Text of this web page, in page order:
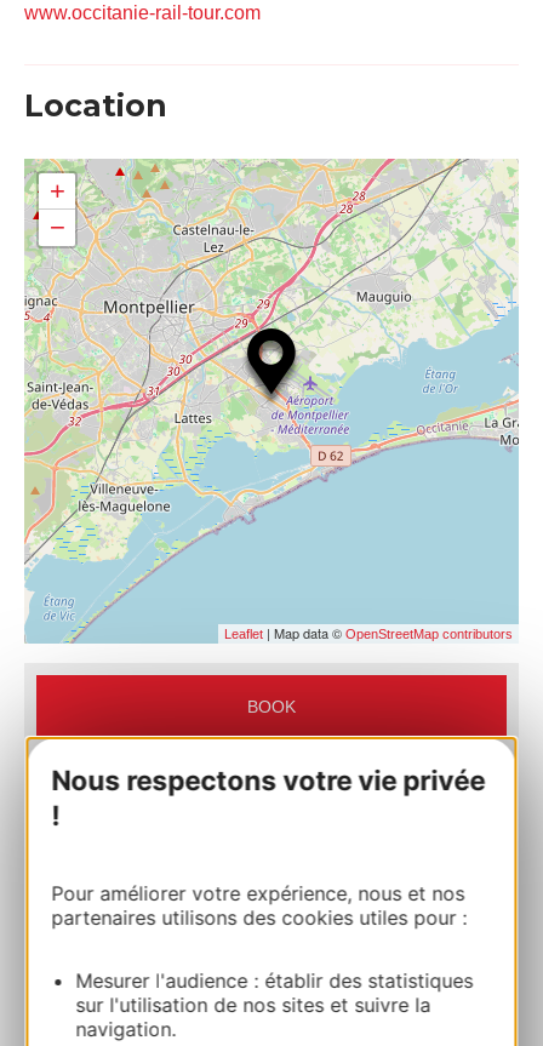
Nous respectons votre vie privée
!
Pour améliorer votre expérience, nous et nos
partenaires utilisons des cookies utiles pour :
Mesurer l'audience : établir des statistiques
sur l'utilisation de nos sites et suivre la
navigation.
www.occitanie-rail-tour.com
Location
+
−
Leaflet | Map data © OpenStreetMap contributors
BOOK
BRIT HÔTEL CONFORT MONTPELLIER
Foire 34470 PEROLS
+33 4 67 27 66 83